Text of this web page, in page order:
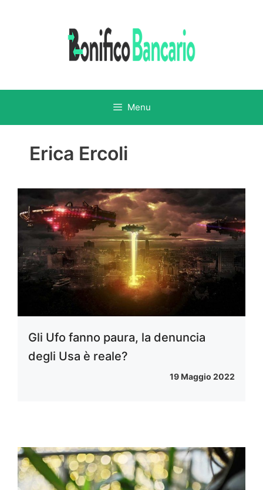
Menu
Erica Ercoli
Gli Ufo fanno paura, la denuncia
degli Usa è reale?
19 Maggio 2022